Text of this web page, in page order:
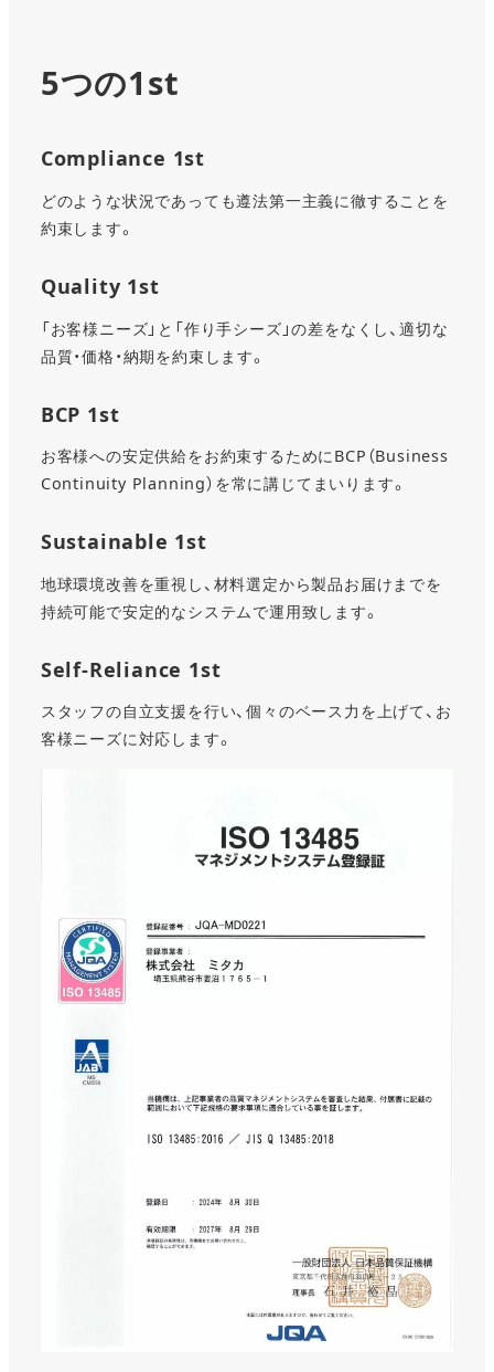
5つの1st
Compliance 1st
どのような状況であっても遵法第一主義に徹することを
約束します。
Quality 1st
「お客様ニーズ」と「作り手シーズ」の差をなくし、適切な
品質・価格・納期を約束します。
BCP 1st
お客様への安定供給をお約束するためにBCP（Business
Continuity Planning）を常に講じてまいります。
Sustainable 1st
地球環境改善を重視し、材料選定から製品お届けまでを
持続可能で安定的なシステムで運用致します。
Self-Reliance 1st
スタッフの自立支援を行い、個々のベース力を上げて、お
客様ニーズに対応します。